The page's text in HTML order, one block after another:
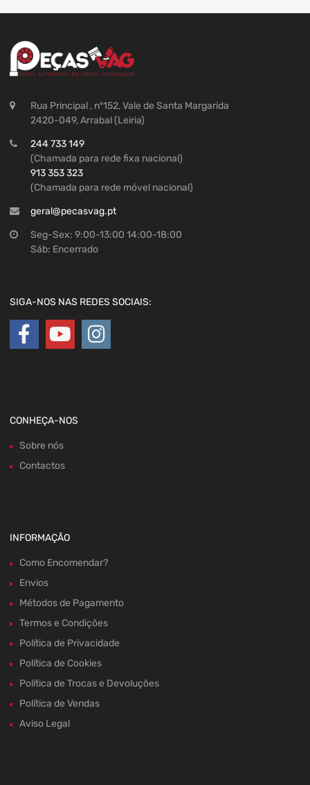
Rua Principal , nº152, Vale de Santa Margarida
2420-049, Arrabal (Leiria)
244 733 149
(Chamada para rede fixa nacional)
913 353 323
(Chamada para rede móvel nacional)
geral@pecasvag.pt
Seg-Sex: 9:00-13:00 14:00-18:00
Sáb: Encerrado
SIGA-NOS NAS REDES SOCIAIS:
CONHEÇA-NOS
Sobre nós
Contactos
INFORMAÇÃO
Como Encomendar?
Envios
Métodos de Pagamento
Termos e Condições
Política de Privacidade
Política de Cookies
Política de Trocas e Devoluções
Política de Vendas
Aviso Legal